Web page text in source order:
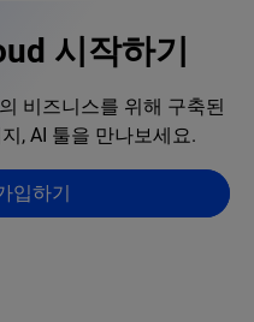
시작하기
비즈니스를 위해 구축된
, AI 툴을 만나보세요.
입하기